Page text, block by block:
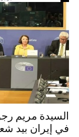
السیدة مريم
في إيران بيد